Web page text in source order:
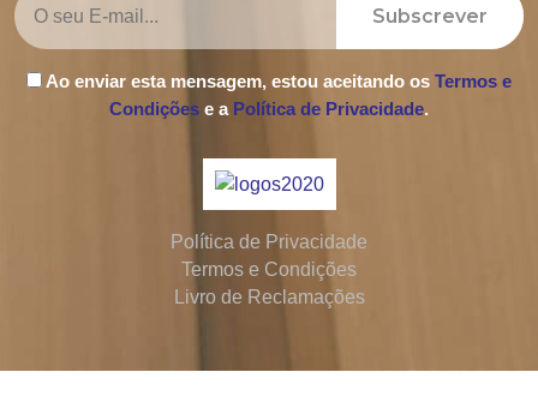
Subscrever
Ao enviar esta mensagem, estou aceitando os Termos e
Condições e a Política de Privacidade.
Política de Privacidade
Termos e Condições
Livro de Reclamações